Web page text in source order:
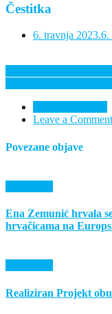
Čestitka
6. travnja 2023.6.
Navigacija
objava
Leave a Comment
Povezane objave
Ena Zemunić hrvala
hrvačicama na
Realiziran Projekt